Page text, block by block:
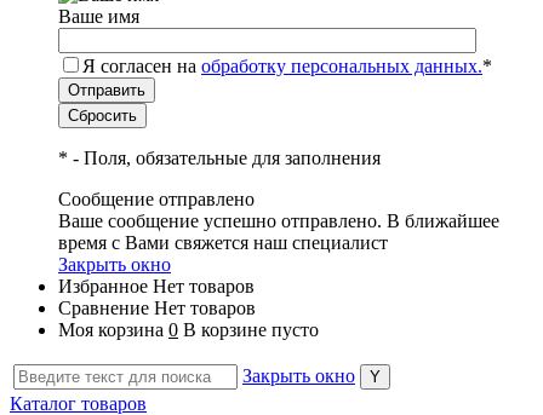
Ваше имя
Я согласен на обработку персональных данных.*
* - Поля, обязательные для заполнения
Сообщение отправлено
Ваше сообщение успешно отправлено. В ближайшее
время с Вами свяжется наш специалист
Закрыть окно
Избранное Нет товаров
Сравнение Нет товаров
Моя корзина 0 В корзине пусто
Закрыть окно
Каталог товаров